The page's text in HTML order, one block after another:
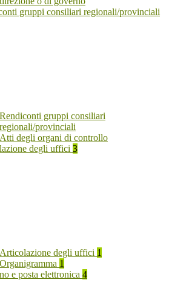
gruppi consiliari regionali/provinciali
Rendiconti gruppi consiliari
regionali/provinciali
Atti degli organi di controllo
degli uffici 3
Articolazione degli uffici 1
Organigramma 1
e posta elettronica 4